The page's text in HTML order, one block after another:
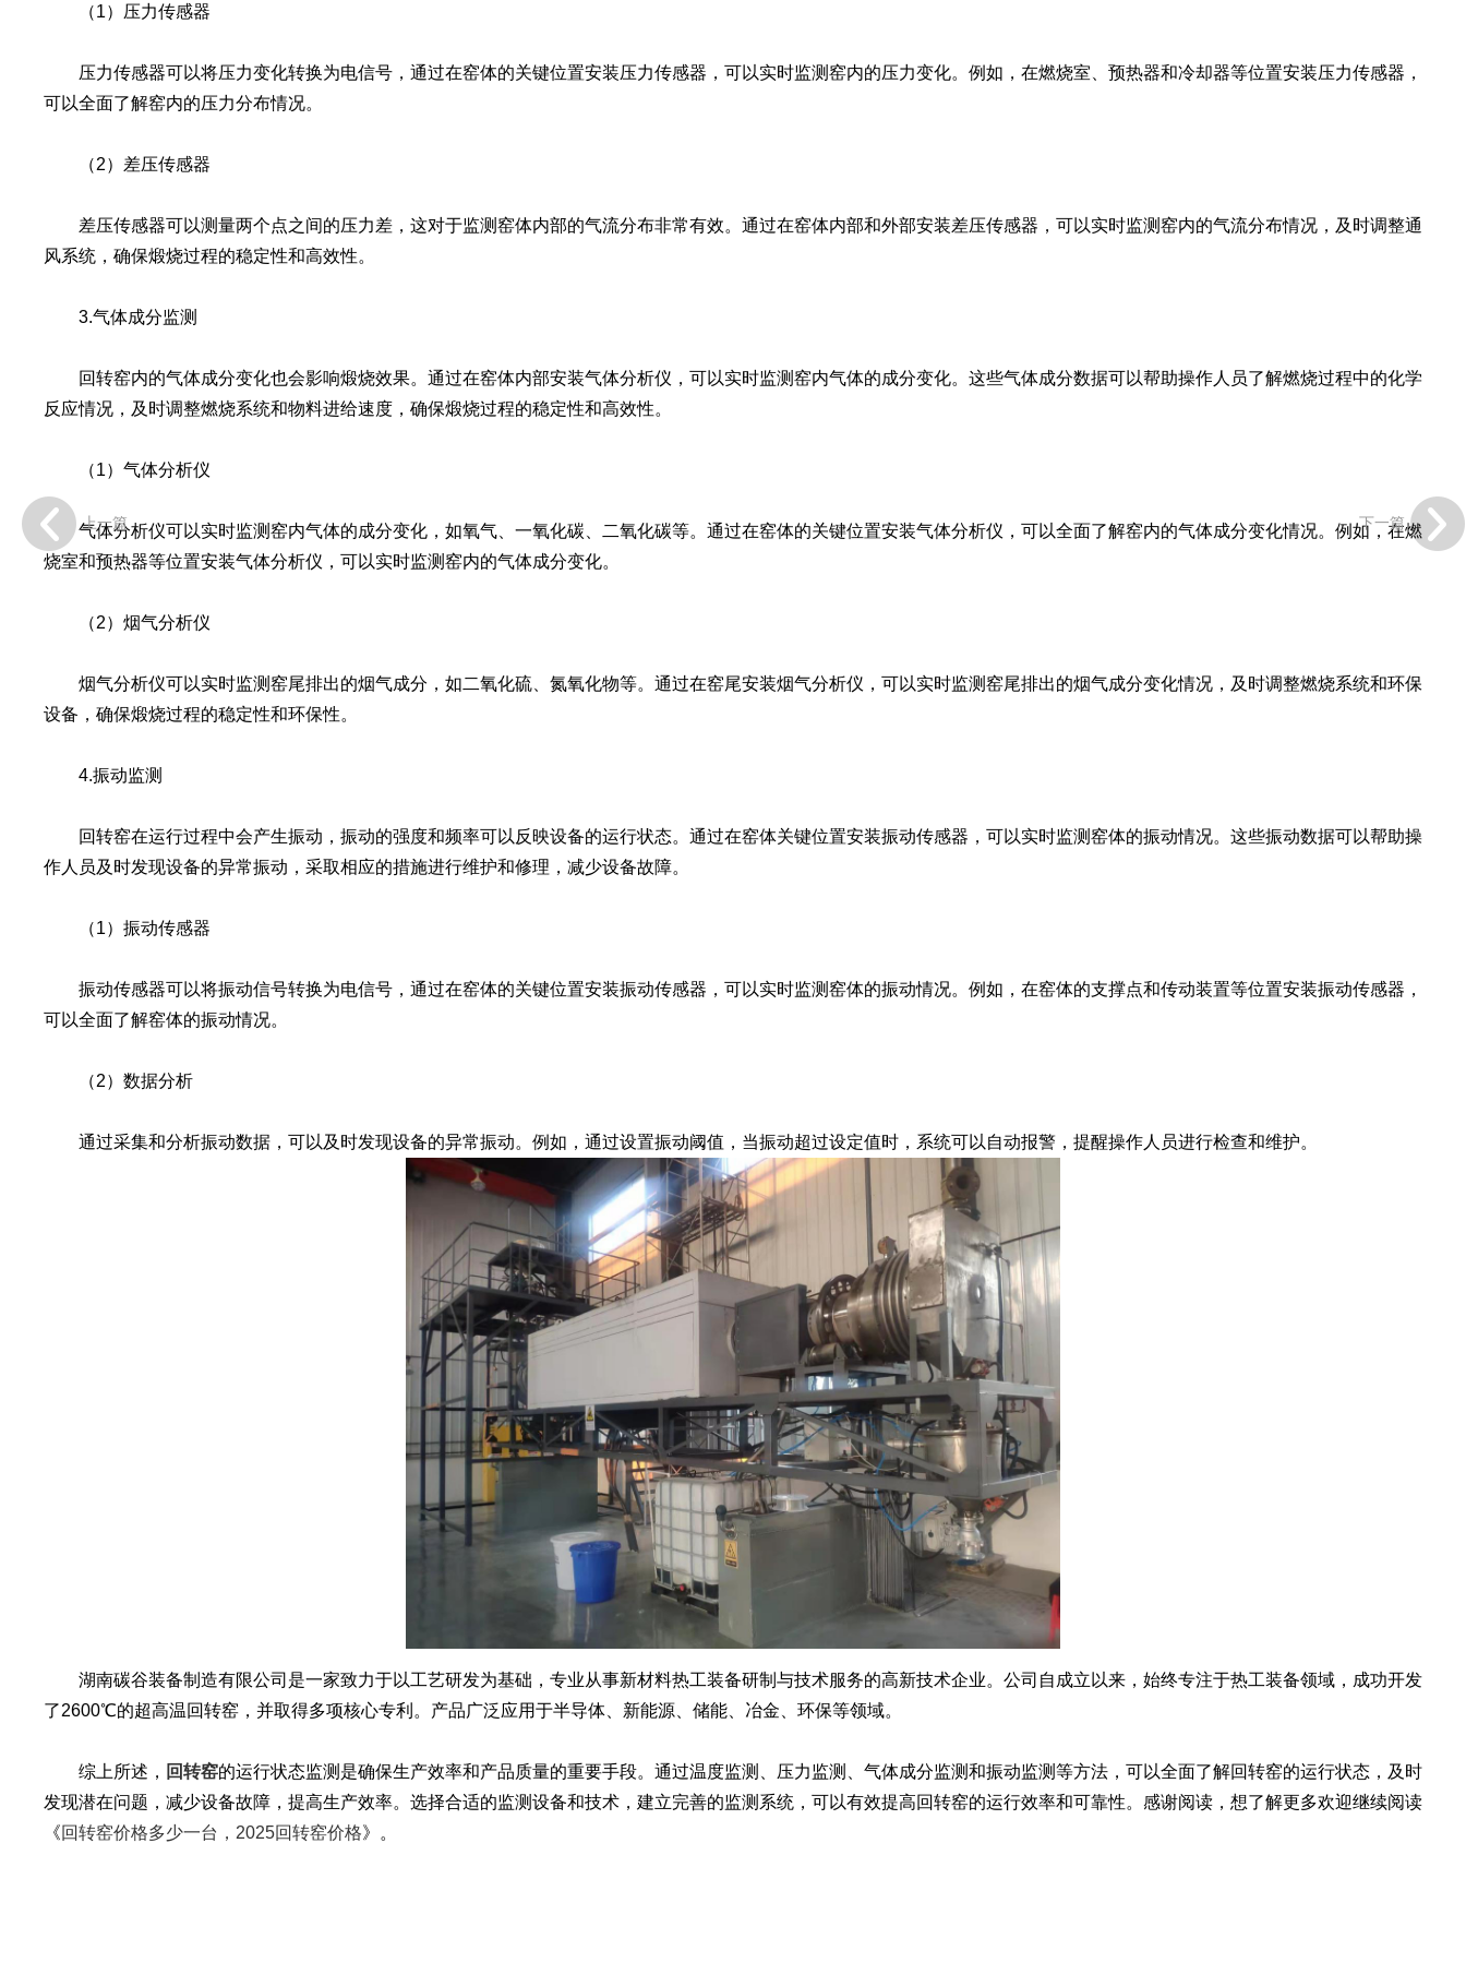
（1）压力传感器
压力传感器可以将压力变化转换为电信号，通过在窑体的关键位置安装压力传感器，可以实时监测窑内的压力变化。例如，在燃烧室、预热器和冷却器等位置安装压力传感器，
可以全面了解窑内的压力分布情况。
（2）差压传感器
差压传感器可以测量两个点之间的压力差，这对于监测窑体内部的气流分布非常有效。通过在窑体内部和外部安装差压传感器，可以实时监测窑内的气流分布情况，及时调整通
风系统，确保煅烧过程的稳定性和高效性。
3.气体成分监测
回转窑内的气体成分变化也会影响煅烧效果。通过在窑体内部安装气体分析仪，可以实时监测窑内气体的成分变化。这些气体成分数据可以帮助操作人员了解燃烧过程中的化学
反应情况，及时调整燃烧系统和物料进给速度，确保煅烧过程的稳定性和高效性。
（1）气体分析仪
气体分析仪可以实时监测窑内气体的成分变化，如氧气、一氧化碳、二氧化碳等。通过在窑体的关键位置安装气体分析仪，可以全面了解窑内的气体成分变化情况。例如，在燃
烧室和预热器等位置安装气体分析仪，可以实时监测窑内的气体成分变化。
（2）烟气分析仪
烟气分析仪可以实时监测窑尾排出的烟气成分，如二氧化硫、氮氧化物等。通过在窑尾安装烟气分析仪，可以实时监测窑尾排出的烟气成分变化情况，及时调整燃烧系统和环保
设备，确保煅烧过程的稳定性和环保性。
4.振动监测
回转窑在运行过程中会产生振动，振动的强度和频率可以反映设备的运行状态。通过在窑体关键位置安装振动传感器，可以实时监测窑体的振动情况。这些振动数据可以帮助操
作人员及时发现设备的异常振动，采取相应的措施进行维护和修理，减少设备故障。
（1）振动传感器
振动传感器可以将振动信号转换为电信号，通过在窑体的关键位置安装振动传感器，可以实时监测窑体的振动情况。例如，在窑体的支撑点和传动装置等位置安装振动传感器，
可以全面了解窑体的振动情况。
（2）数据分析
通过采集和分析振动数据，可以及时发现设备的异常振动。例如，通过设置振动阈值，当振动超过设定值时，系统可以自动报警，提醒操作人员进行检查和维护。
湖南碳谷装备制造有限公司是一家致力于以工艺研发为基础，专业从事新材料热工装备研制与技术服务的高新技术企业。公司自成立以来，始终专注于热工装备领域，成功开发
了2600℃的超高温回转窑，并取得多项核心专利。产品广泛应用于半导体、新能源、储能、冶金、环保等领域。
综上所述， 回转窑的运行状态监测是确保生产效率和产品质量的重要手段。通过温度监测、压力监测、气体成分监测和振动监测等方法，可以全面了解回转窑的运行状态，及时
发现潜在问题，减少设备故障，提高生产效率。选择合适的监测设备和技术，建立完善的监测系统，可以有效提高回转窑的运行效率和可靠性。感谢阅读，想了解更多欢迎继续阅读
《回转窑价格多少一台，2025回转窑价格》。
上一篇 下一篇